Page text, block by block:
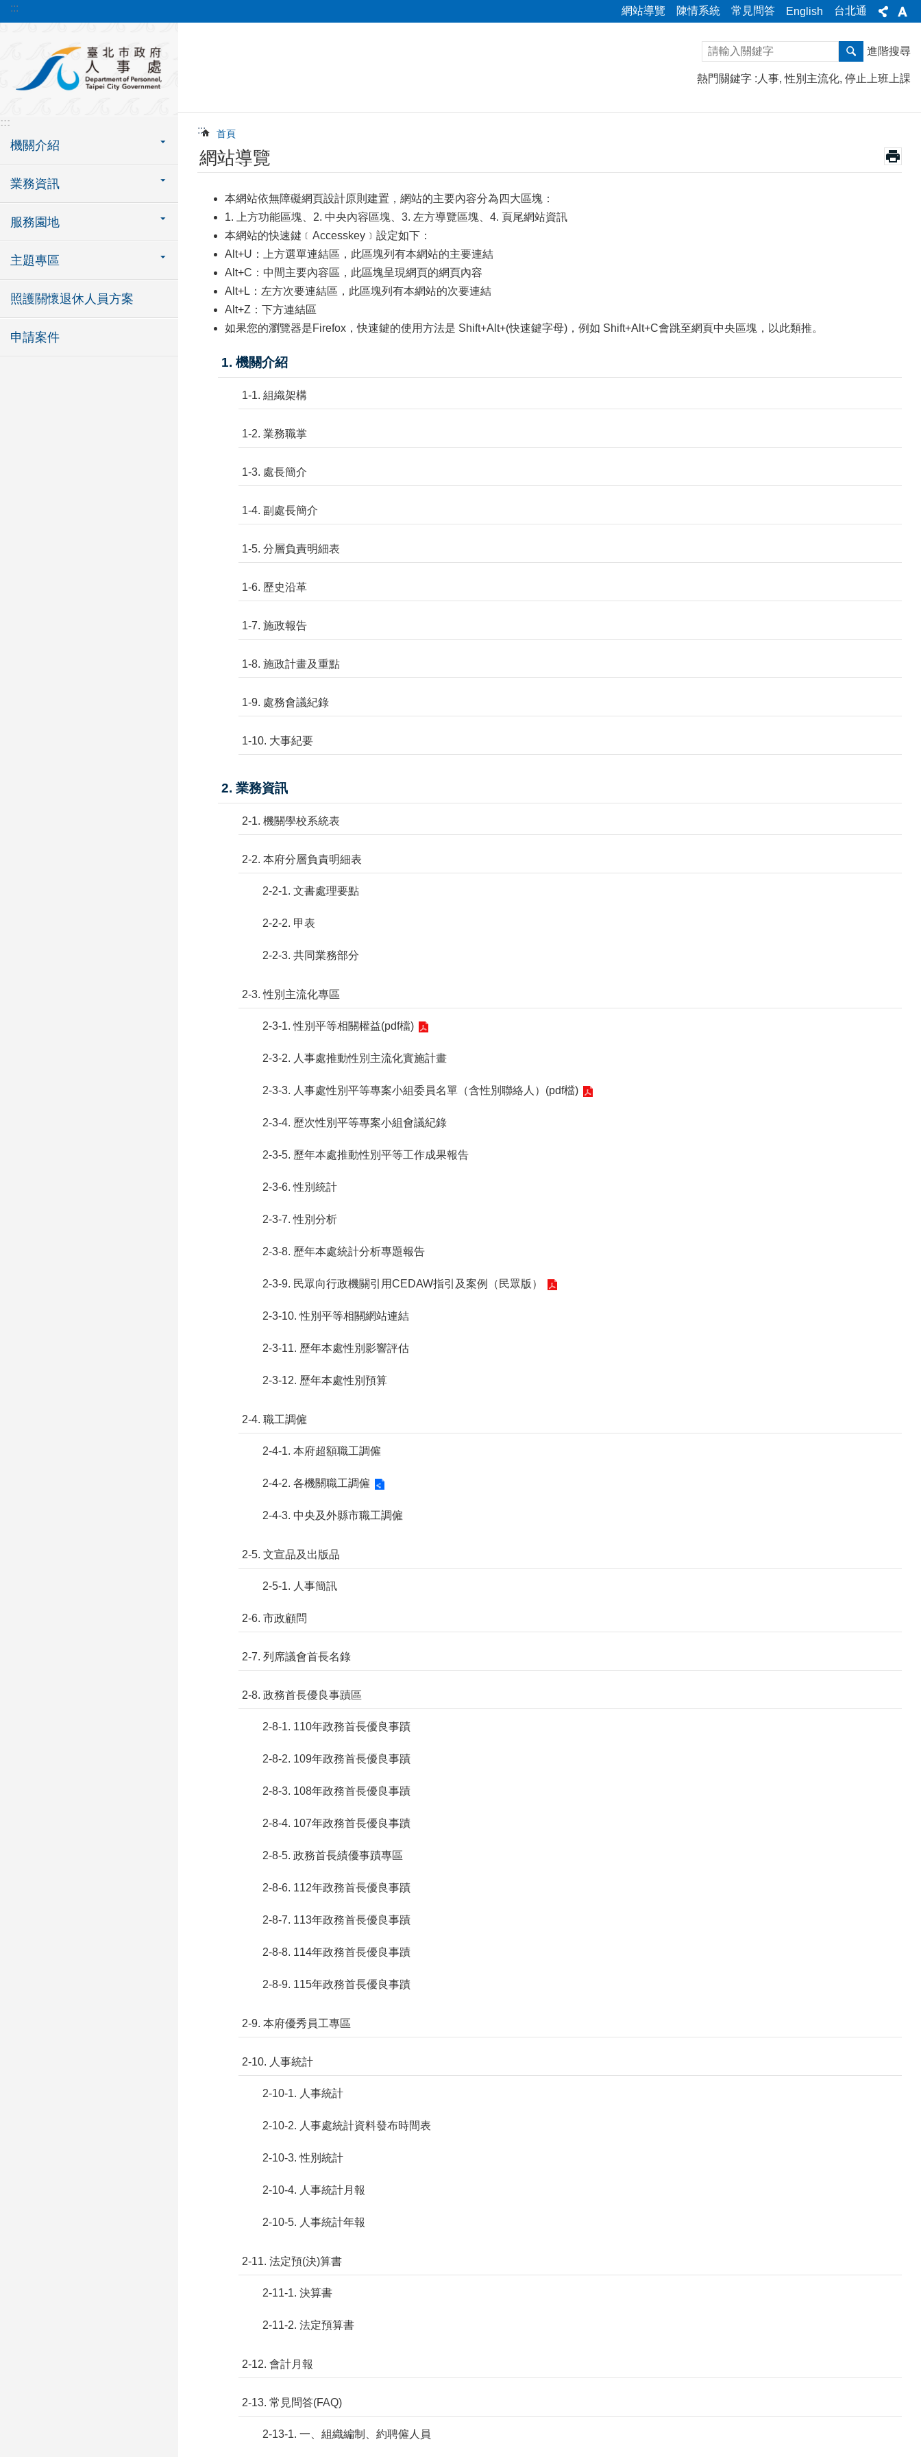
跳到主要內容區塊
::: 網站導覽 陳情系統 常見問答 English 台北通
:::
機關介紹
業務資訊
服務園地
主題專區
照護關懷退休人員方案
申請案件
進階搜尋
熱門關鍵字 人事 性別主流化 停止上班上課
::: 首頁
網站導覽
本網站依無障礙網頁設計原則建置，網站的主要內容分為四大區塊：
1. 上方功能區塊、2. 中央內容區塊、3. 左方導覽區塊、4. 頁尾網站資訊
本網站的快速鍵﹝Accesskey﹞設定如下：
Alt+U：上方選單連結區，此區塊列有本網站的主要連結
Alt+C：中間主要內容區，此區塊呈現網頁的網頁內容
Alt+L：左方次要連結區，此區塊列有本網站的次要連結
Alt+Z：下方連結區
如果您的瀏覽器是Firefox，快速鍵的使用方法是 Shift+Alt+(快速鍵字母)，例如 Shift+Alt+C會跳至網頁中央區塊，以此類推。
1. 機關介紹
1-1. 組織架構
1-2. 業務職掌
1-3. 處長簡介
1-4. 副處長簡介
1-5. 分層負責明細表
1-6. 歷史沿革
1-7. 施政報告
1-8. 施政計畫及重點
1-9. 處務會議紀錄
1-10. 大事紀要
2. 業務資訊
2-1. 機關學校系統表
2-2. 本府分層負責明細表
2-2-1. 文書處理要點
2-2-2. 甲表
2-2-3. 共同業務部分
2-3. 性別主流化專區
2-3-1. 性別平等相關權益(pdf檔)
2-3-2. 人事處推動性別主流化實施計畫
2-3-3. 人事處性別平等專案小組委員名單（含性別聯絡人）(pdf檔)
2-3-4. 歷次性別平等專案小組會議紀錄
2-3-5. 歷年本處推動性別平等工作成果報告
2-3-6. 性別統計
2-3-7. 性別分析
2-3-8. 歷年本處統計分析專題報告
2-3-9. 民眾向行政機關引用CEDAW指引及案例（民眾版）
2-3-10. 性別平等相關網站連結
2-3-11. 歷年本處性別影響評估
2-3-12. 歷年本處性別預算
2-4. 職工調僱
2-4-1. 本府超額職工調僱
2-4-2. 各機關職工調僱
2-4-3. 中央及外縣市職工調僱
2-5. 文宣品及出版品
2-5-1. 人事簡訊
2-6. 市政顧問
2-7. 列席議會首長名錄
2-8. 政務首長優良事蹟區
2-8-1. 110年政務首長優良事蹟
2-8-2. 109年政務首長優良事蹟
2-8-3. 108年政務首長優良事蹟
2-8-4. 107年政務首長優良事蹟
2-8-5. 政務首長績優事蹟專區
2-8-6. 112年政務首長優良事蹟
2-8-7. 113年政務首長優良事蹟
2-8-8. 114年政務首長優良事蹟
2-8-9. 115年政務首長優良事蹟
2-9. 本府優秀員工專區
2-10. 人事統計
2-10-1. 人事統計
2-10-2. 人事處統計資料發布時間表
2-10-3. 性別統計
2-10-4. 人事統計月報
2-10-5. 人事統計年報
2-11. 法定預(決)算書
2-11-1. 決算書
2-11-2. 法定預算書
2-12. 會計月報
2-13. 常見問答(FAQ)
2-13-1. 一、組織編制、約聘僱人員